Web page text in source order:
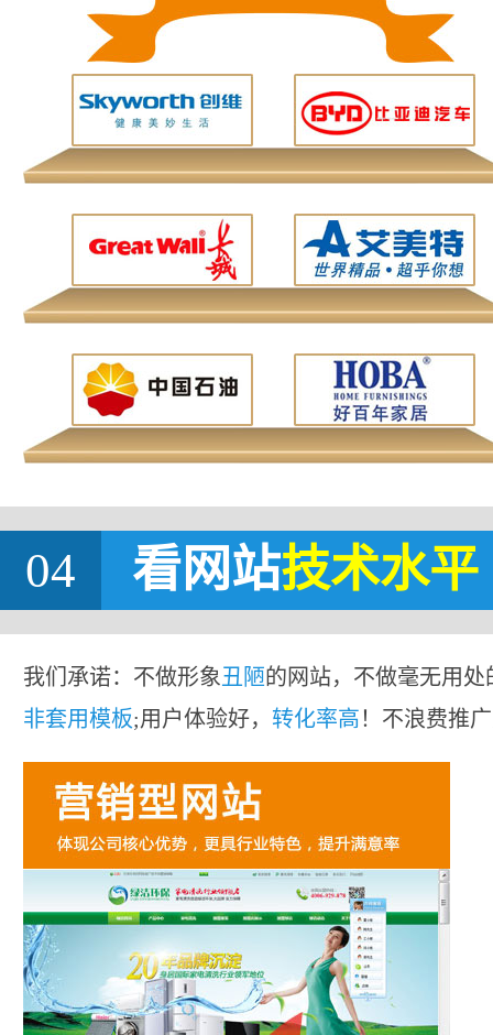
04 看网站技术水平
我们承诺：不做形象丑陋的网站，不做毫无用处
非套用模板;用户体验好， 转化率高！不浪费推